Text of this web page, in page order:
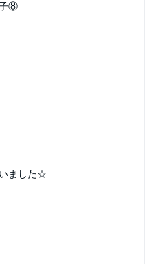
子⑧
ました☆